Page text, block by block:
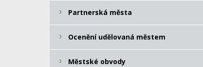
Partnerská města
Ocenění udělovaná městem
Městské obvody